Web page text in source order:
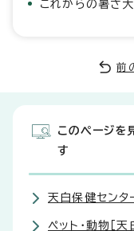
これからの暑さ
前
このページを
す
天白保健センタ
ペット・動物［天